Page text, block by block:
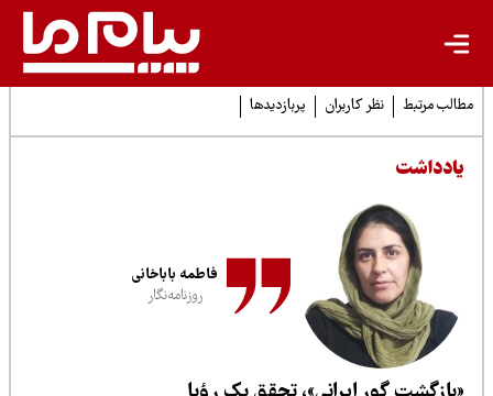
مرتبط نظر کاربران پربازدیدها
فاطمه باباخانی
روزنامه‌نگار